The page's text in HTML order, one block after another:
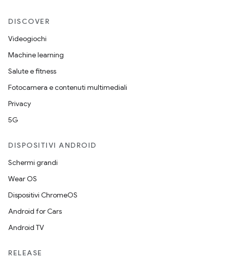
DISCOVER
Videogiochi
Machine learning
Salute e fitness
Fotocamera e contenuti multimediali
Privacy
5G
DISPOSITIVI ANDROID
Schermi grandi
Wear OS
Dispositivi ChromeOS
Android for Cars
Android TV
RELEASE